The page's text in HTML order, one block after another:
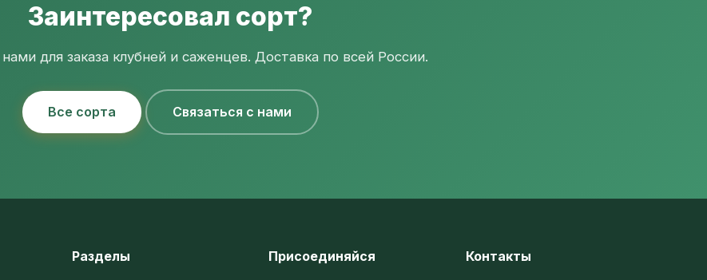
Заинтересовал сорт?
для заказа клубней и саженцев. Доставка по всей России.
Все сорта Связаться с нами
Разделы Присоединяйся Контакты